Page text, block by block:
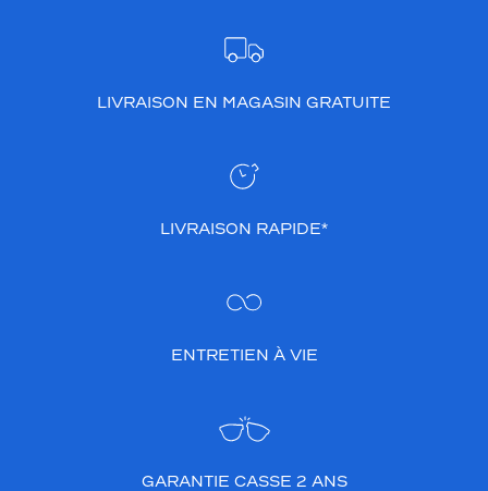
LIVRAISON EN MAGASIN GRATUITE
LIVRAISON RAPIDE*
ENTRETIEN À VIE
GARANTIE CASSE 2 ANS